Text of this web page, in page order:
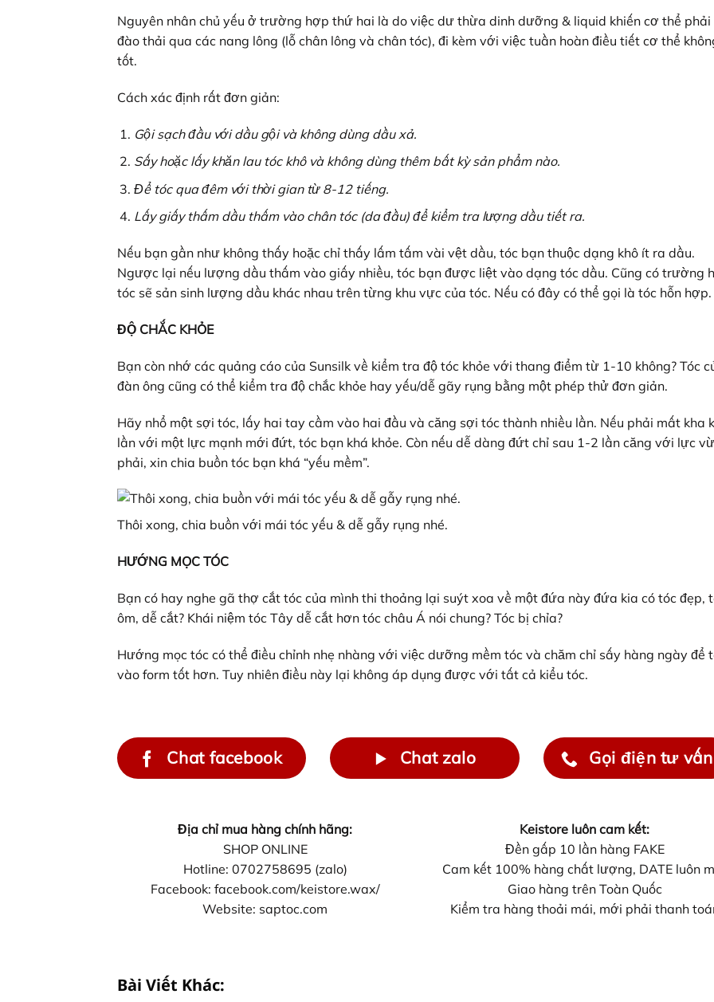
Nguyên nhân chủ yếu ở trường hợp thứ hai là do việc dư thừa dinh dưỡng & liquid khiến cơ thể phải
đào thải qua các nang lông (lỗ chân lông và chân tóc), đi kèm với việc tuần hoàn điều tiết cơ thể
tốt.
Cách xác định rất đơn giản:
Gội sạch đầu với dầu gội và không dùng dầu xả.
Sấy hoặc lấy khăn lau tóc khô và không dùng thêm bất kỳ sản phẩm nào.
Để tóc qua đêm với thời gian từ 8-12 tiếng.
Lấy giấy thấm dầu thấm vào chân tóc (da đầu) để kiểm tra lượng dầu tiết ra.
Nếu bạn gần như không thấy hoặc chỉ thấy lấm tấm vài vệt dầu, tóc bạn thuộc dạng khô ít ra dầu.
Ngược lại nếu lượng dầu thấm vào giấy nhiều, tóc bạn được liệt vào dạng tóc dầu. Cũng có trường
tóc sẽ sản sinh lượng dầu khác nhau trên từng khu vực của tóc. Nếu có đây có thể gọi là tóc hỗn hợp.
ĐỘ CHẮC KHỎE
Bạn còn nhớ các quảng cáo của Sunsilk về kiểm tra độ tóc khỏe với thang điểm từ 1-10 không? Tóc
đàn ông cũng có thể kiểm tra độ chắc khỏe hay yếu/dễ gãy rụng bằng một phép thử đơn giản.
Hãy nhổ một sợi tóc, lấy hai tay cầm vào hai đầu và căng sợi tóc thành nhiều lần. Nếu phải mất kha
lần với một lực mạnh mới đứt, tóc bạn khá khỏe. Còn nếu dễ dàng đứt chỉ sau 1-2 lần căng với lực
phải, xin chia buồn tóc bạn khá “yếu mềm”.
Thôi xong, chia buồn với mái tóc yếu & dễ gẫy rụng nhé.
HƯỚNG MỌC TÓC
Bạn có hay nghe gã thợ cắt tóc của mình thi thoảng lại suýt xoa về một đứa này đứa kia có tóc đẹp,
ôm, dễ cắt? Khái niệm tóc Tây dễ cắt hơn tóc châu Á nói chung? Tóc bị chỉa?
Hướng mọc tóc có thể điều chỉnh nhẹ nhàng với việc dưỡng mềm tóc và chăm chỉ sấy hàng ngày để
vào form tốt hơn. Tuy nhiên điều này lại không áp dụng được với tất cả kiểu tóc.
Chat facebook Chat zalo Gọi điện tư vấn
Địa chỉ mua hàng chính hãng:
SHOP ONLINE
Hotline: 0702758695 (zalo)
Facebook: facebook.com/keistore.wax/
Website: saptoc.com
Keistore luôn cam kết:
Đền gấp 10 lần hàng FAKE
Cam kết 100% hàng chất lượng, DATE luôn
Giao hàng trên Toàn Quốc
Kiểm tra hàng thoải mái, mới phải thanh
Bài Viết Khác: